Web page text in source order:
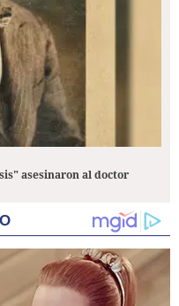
asesinaron al doctor